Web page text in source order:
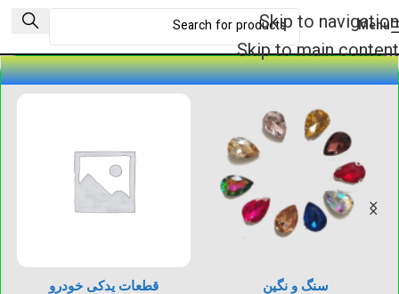
Skip to navigation
Skip to main content
Menu
سنگ و نگین قطعات یدکی خودرو